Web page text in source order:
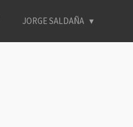
JORGE SALDAÑA